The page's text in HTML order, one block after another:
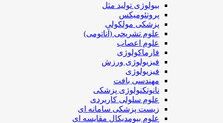
بیولوژی تولید مثل
پروتئومیکس
پزشکی مولکولی
علوم تشریحی (آناتومی)
علوم اعصاب
فارماکولوژی
فیزیولوژی ورزش
فیزیولوژی
مهندسی بافت
نانوتکنولوژی پزشکی
علوم سلولی کاربردی
زیست پزشکی سامانه ای
علوم بیومدیکال مقایسه ای